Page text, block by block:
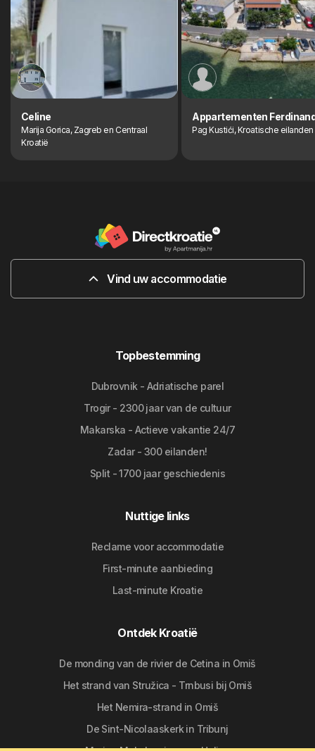
Celine
Marija Gorica, Zagreb en Centraal
Kroatië
Appartementen
Pag Kustići, Kroatische eilanden
Vind uw accommodatie
Topbestemming
Dubrovnik - Adriatische parel
Trogir - 2300 jaar van de cultuur
Makarska - Actieve vakantie 24/7
Zadar - 300 eilanden!
Split - 1700 jaar geschiedenis
Nuttige links
Reclame voor accommodatie
First-minute aanbieding
Last-minute Kroatie
Ontdek Kroatië
De monding van de rivier de Cetina in Omiš
Het strand van Stružica - Trnbusi bij Omiš
Het Nemira-strand in Omiš
De Sint-Nicolaaskerk in Tribunj